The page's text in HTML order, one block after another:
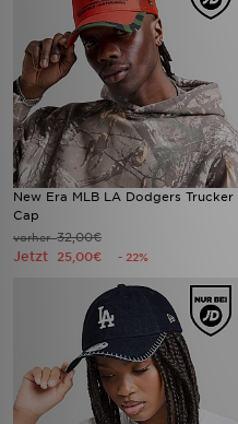
New Era MLB LA Dodgers Trucker
Cap
vorher32,00€
Jetzt 25,00€ - 22%